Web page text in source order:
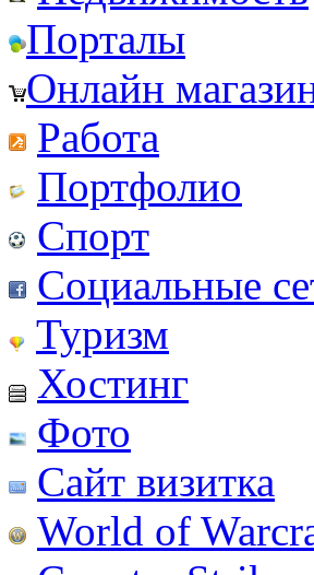
Порталы
Онлайн
Работа
Портфолио
Спорт
Социальные
Туризм
Хостинг
Фото
Сайт визитка
World of